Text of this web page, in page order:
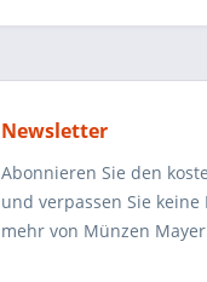
Newsletter
Abonnieren Sie den
und verpassen Sie
mehr von Münzen